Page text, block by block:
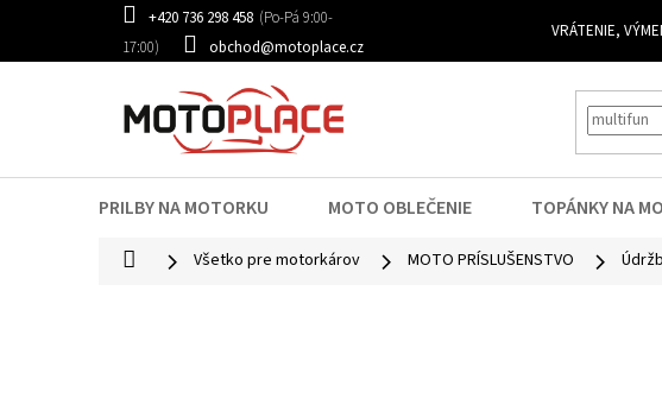
+420 736 298 458
obchod@motoplace.cz
VRÁTENIE,
PRILBY NA MOTORKU MOTO OBLEČENIE TOPÁNKY NA
DomovVšetko pre motorkárov MOTO PRÍSLUŠENSTVO